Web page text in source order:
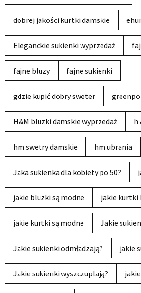
dobrej jakości kurtki damskie
Eleganckie sukienki wyprzedaż
fajne bluzy fajne sukienki
gdzie kupić dobry sweter
H&M bluzki damskie wyprzedaż h
hm swetry damskie hm ubrania
Jaka sukienka dla kobiety po 50?
jakie bluzki są modne jakie kurtki
jakie kurtki są modne Jakie
Jakie sukienki odmładzają? jakie
Jakie sukienki wyszczuplają?